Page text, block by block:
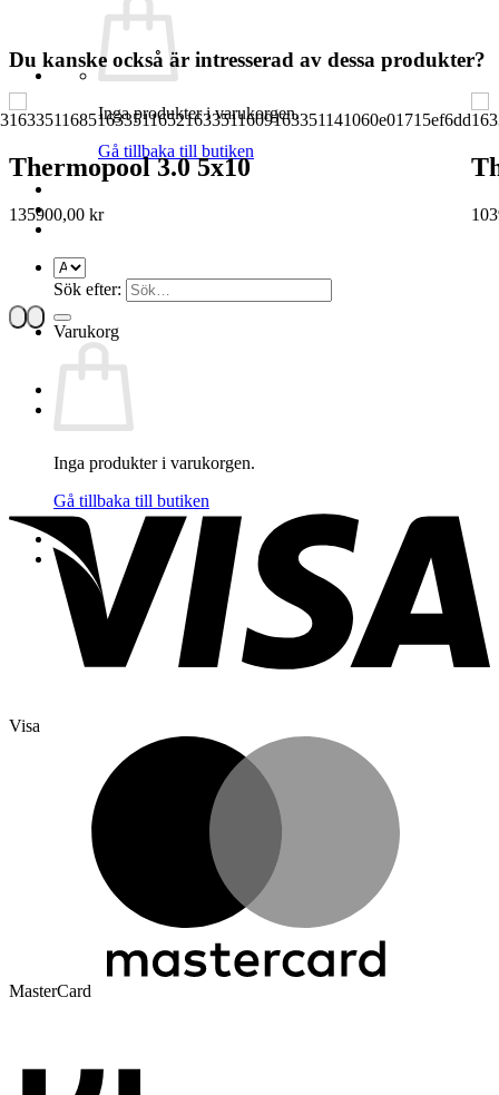
Inga produkter i varukorgen.
Gå tillbaka till butiken
Sök efter:
Varukorg
Inga produkter i varukorgen.
Gå tillbaka till butiken
Du kanske också är intresserad av dessa produkter?
Thermopool 3.0 5x10
135900,00 kr
Visa
MasterCard